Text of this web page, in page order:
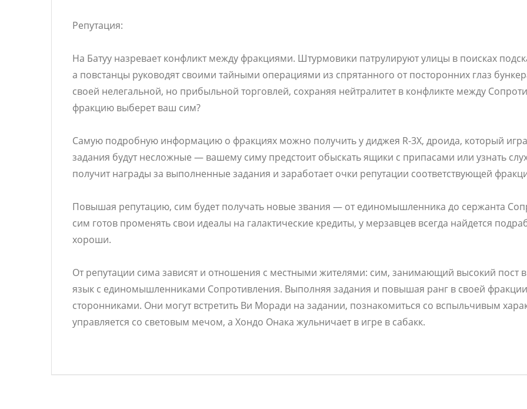
Репутация:
На Батуу назревает конфликт между фракциями. Штурмовики патрулируют улицы в поисках
а повстанцы руководят своими тайными операциями из спрятанного от посторонних глаз
своей нелегальной, но прибыльной торговлей, сохраняя нейтралитет в конфликте между
фракцию выберет ваш сим?
Самую подробную информацию о фракциях можно получить у диджея R-3X, дроида, который
задания будут несложные — вашему симу предстоит обыскать ящики с припасами или узнать
получит награды за выполненные задания и заработает очки репутации соответствующей
Повышая репутацию, сим будет получать новые звания — от единомышленника до сержанта
сим готов променять свои идеалы на галактические кредиты, у мерзавцев всегда найдется
хороши.
От репутации сима зависят и отношения с местными жителями: сим, занимающий высокий пост
язык с единомышленниками Сопротивления. Выполняя задания и повышая ранг в своей
сторонниками. Они могут встретить Ви Моради на задании, познакомиться со вспыльчивым
управляется со световым мечом, а Хондо Онака жульничает в игре в сабакк.